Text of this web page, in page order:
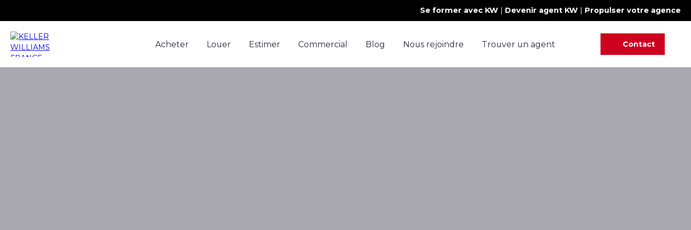
Se former avec KW | Devenir agent KW | Propulser votre agence
Acheter Louer Estimer Commercial Blog Nous rejoindre Trouver un agent Contact